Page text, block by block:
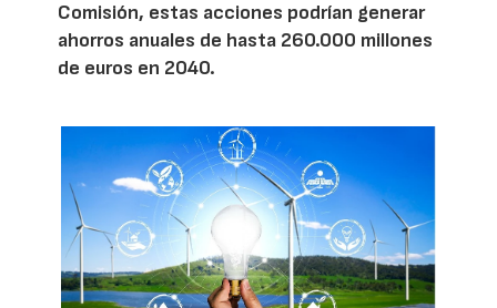
Comisión, estas acciones podrían generar
ahorros anuales de hasta 260.000 millones
de euros en 2040.